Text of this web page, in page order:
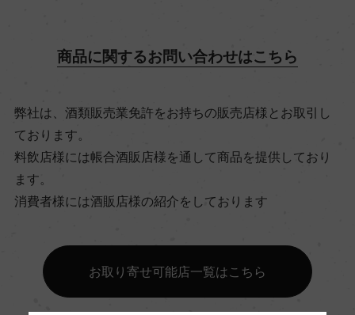
ー
有機JAS認証
ー
コンクール入賞歴
商品に関するお問い合わせはこちら
弊社は、酒類販売業免許をお持ちの販売店様とお取引し
ております。
料飲店様には帳合酒販店様を通して商品を提供しており
ます。
消費者様には酒販店様の紹介をしております
お取り寄せ可能店一覧はこちら